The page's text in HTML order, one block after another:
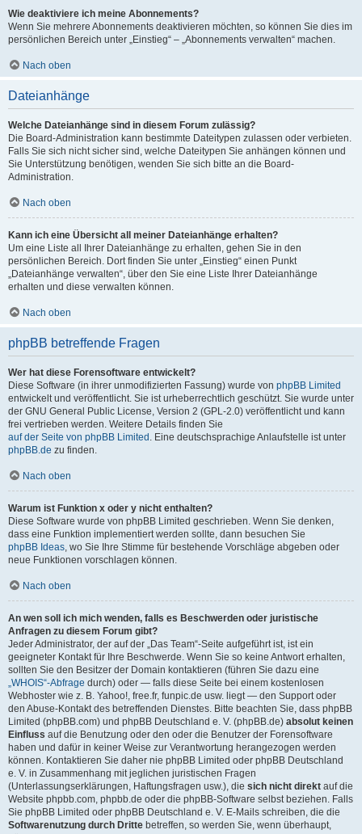
Wie deaktiviere ich meine Abonnements?
Wenn Sie mehrere Abonnements deaktivieren möchten, so können Sie dies im
persönlichen Bereich unter „Einstieg“ – „Abonnements verwalten“ machen.
Nach oben
Dateianhänge
Welche Dateianhänge sind in diesem Forum zulässig?
Die Board-Administration kann bestimmte Dateitypen zulassen oder verbieten.
Falls Sie sich nicht sicher sind, welche Dateitypen Sie anhängen können und
Sie Unterstützung benötigen, wenden Sie sich bitte an die Board-
Administration.
Nach oben
Kann ich eine Übersicht all meiner Dateianhänge erhalten?
Um eine Liste all Ihrer Dateianhänge zu erhalten, gehen Sie in den
persönlichen Bereich. Dort finden Sie unter „Einstieg“ einen Punkt
„Dateianhänge verwalten“, über den Sie eine Liste Ihrer Dateianhänge
erhalten und diese verwalten können.
Nach oben
phpBB betreffende Fragen
Wer hat diese Forensoftware entwickelt?
Diese Software (in ihrer unmodifizierten Fassung) wurde von phpBB Limited
entwickelt und veröffentlicht. Sie ist urheberrechtlich geschützt. Sie wurde unter
der GNU General Public License, Version 2 (GPL-2.0) veröffentlicht und kann
frei vertrieben werden. Weitere Details finden Sie
auf der Seite von phpBB Limited . Eine deutschsprachige Anlaufstelle ist unter
phpBB.de zu finden.
Nach oben
Warum ist Funktion x oder y nicht enthalten?
Diese Software wurde von phpBB Limited geschrieben. Wenn Sie denken,
dass eine Funktion implementiert werden sollte, dann besuchen Sie
phpBB Ideas, wo Sie Ihre Stimme für bestehende Vorschläge abgeben oder
neue Funktionen vorschlagen können.
Nach oben
An wen soll ich mich wenden, falls es Beschwerden oder juristische
Anfragen zu diesem Forum gibt?
Jeder Administrator, der auf der „Das Team“-Seite aufgeführt ist, ist ein
geeigneter Kontakt für Ihre Beschwerde. Wenn Sie so keine Antwort erhalten,
sollten Sie den Besitzer der Domain kontaktieren (führen Sie dazu eine
„WHOIS“-Abfrage durch) oder — falls diese Seite bei einem kostenlosen
Webhoster wie z. B. Yahoo!, free.fr, funpic.de usw. liegt — den Support oder
den Abuse-Kontakt des betreffenden Dienstes. Bitte beachten Sie, dass phpBB
Limited (phpBB.com) und phpBB Deutschland e. V. (phpBB.de) absolut keinen
Einfluss auf die Benutzung oder den oder die Benutzer der Forensoftware
haben und dafür in keiner Weise zur Verantwortung herangezogen werden
können. Kontaktieren Sie daher nie phpBB Limited oder phpBB Deutschland
e. V. in Zusammenhang mit jeglichen juristischen Fragen
(Unterlassungserklärungen, Haftungsfragen usw.), die sich nicht direkt auf die
Website phpbb.com, phpbb.de oder die phpBB-Software selbst beziehen. Falls
Sie phpBB Limited oder phpBB Deutschland e. V. E-Mails schreiben, die die
Softwarenutzung durch Dritte betreffen, so werden Sie, wenn überhaupt,